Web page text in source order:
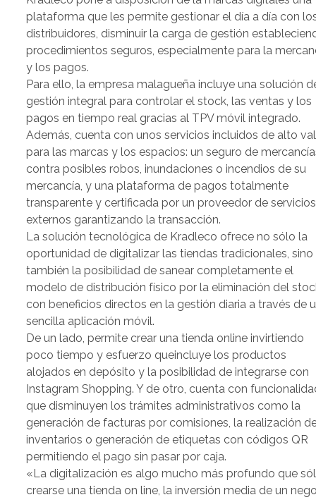
plataforma que les permite gestionar el día a día con
distribuidores, disminuir la carga de gestión
procedimientos seguros, especialmente para la
y los pagos.
Para ello, la empresa malagueña incluye una solución
gestión integral para controlar el stock, las ventas y los
pagos en tiempo real gracias al TPV móvil integrado.
Además, cuenta con unos servicios incluidos de alto
para las marcas y los espacios: un seguro de
contra posibles robos, inundaciones o incendios de su
mercancía, y una plataforma de pagos totalmente
transparente y certificada por un proveedor de servicios
externos garantizando la transacción.
La solución tecnológica de Kradleco ofrece no sólo la
oportunidad de digitalizar las tiendas tradicionales, sino
también la posibilidad de sanear completamente el
modelo de distribución físico por la eliminación del
con beneficios directos en la gestión diaria a través de
sencilla aplicación móvil.
De un lado, permite crear una tienda online invirtiendo
poco tiempo y esfuerzo queincluye los productos
alojados en depósito y la posibilidad de integrarse con
Instagram Shopping. Y de otro, cuenta con
que disminuyen los trámites administrativos como la
generación de facturas por comisiones, la realización
inventarios o generación de etiquetas con códigos QR
permitiendo el pago sin pasar por caja.
«La digitalización es algo mucho más profundo que
crearse una tienda on line, la inversión media de un